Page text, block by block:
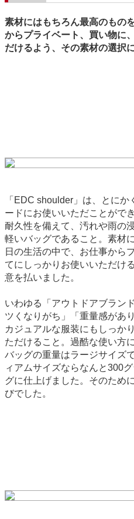
素材にはもちろん最高のもの
からプライベート、買い物に
だけるよう、その素材の選択
「EDC shoulder」は、とに
ードにお使いいただことがで
耐久性を備えて、汚れや雨の
軽いバッグであること。素材
日の生活の中で、お仕事から
てにしっかりお使いいただけ
意を払いました。
いわゆる「アウトドアブラン
ツくなりがち」「重量感があ
カジュアルな服装にもしっか
ただけること。過酷な使い方
バッグの重量はラージサイズ
ィアムサイズならなんと300
グに仕上げました。そのため
びでした。